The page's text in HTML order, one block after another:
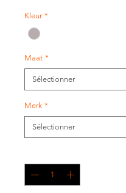
Kleur *
Maat *
Merk *